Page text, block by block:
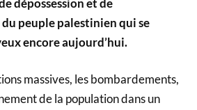
dépossession et de
peuple palestinien qui se
encore aujourd’hui.
massives, les bombardements,
de la population dans un